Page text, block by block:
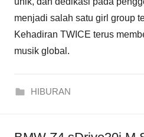
menjadi salah satu girl group
Kehadiran TWICE terus
musik global.
HIBURAN